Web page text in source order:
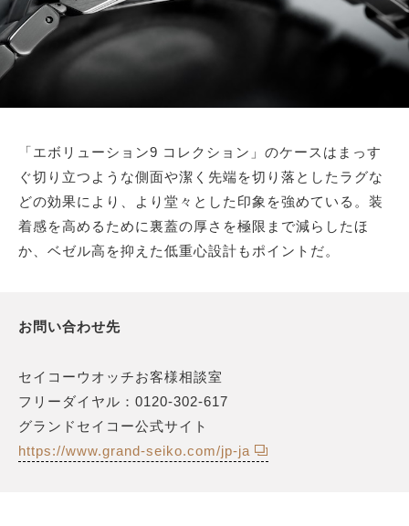
「エボリューション9 コレクション」のケースはまっす
ぐ切り立つような側面や潔く先端を切り落としたラグな
どの効果により、より堂々とした印象を強めている。装
着感を高めるために裏蓋の厚さを極限まで減らしたほ
か、ベゼル高を抑えた低重心設計もポイントだ。
お問い合わせ先
セイコーウオッチお客様相談室
フリーダイヤル：0120-302-617
グランドセイコー公式サイト
https://www.grand-seiko.com/jp-ja